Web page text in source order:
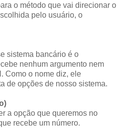
o método que vai direcionar o
pelo usuário, o
sistema bancário é o
nenhum argumento nem
Como o nome diz, ele
de opções de nosso sistema.
a opção que queremos no
recebe um número.